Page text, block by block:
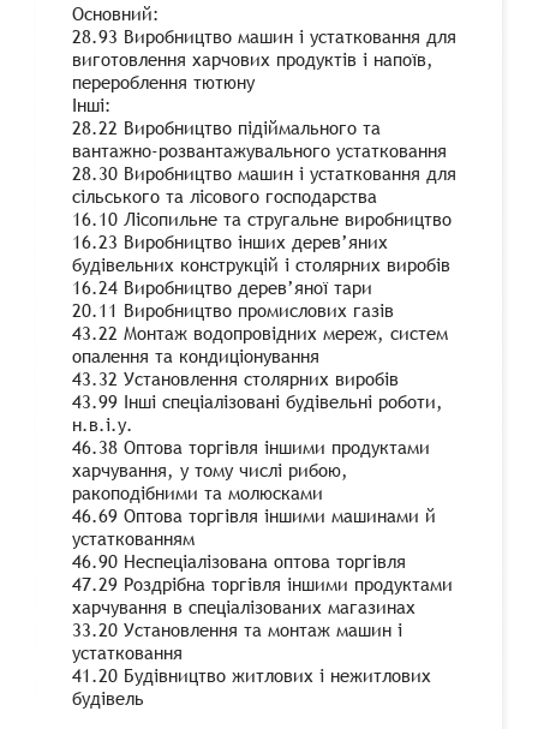
Основний:
28.93 Виробництво машин і устатковання для
виготовлення харчових продуктів і напоїв,
перероблення тютюну
Інші:
28.22 Виробництво підіймального та
вантажно-розвантажувального устатковання
28.30 Виробництво машин і устатковання для
сільського та лісового господарства
16.10 Лісопильне та стругальне виробництво
16.23 Виробництво інших дерев’яних
будівельних конструкцій і столярних виробів
16.24 Виробництво дерев’яної тари
20.11 Виробництво промислових газів
43.22 Монтаж водопровідних мереж, систем
опалення та кондиціонування
43.32 Установлення столярних виробів
43.99 Інші спеціалізовані будівельні роботи,
н.в.і.у.
46.38 Оптова торгівля іншими продуктами
харчування, у тому числі рибою,
ракоподібними та молюсками
46.69 Оптова торгівля іншими машинами й
устаткованням
46.90 Неспеціалізована оптова торгівля
47.29 Роздрібна торгівля іншими продуктами
харчування в спеціалізованих магазинах
33.20 Установлення та монтаж машин і
устатковання
41.20 Будівництво житлових і нежитлових
будівель